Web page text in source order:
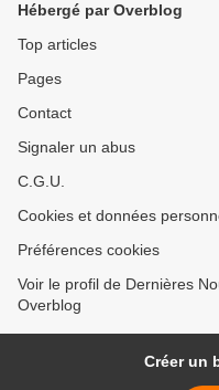
Hébergé par Overblog
Top articles
Pages
Contact
Signaler un abus
C.G.U.
Cookies et données
Préférences cookies
Voir le profil de Dernières
Overblog
Créer un